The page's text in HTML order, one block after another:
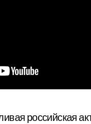
российская